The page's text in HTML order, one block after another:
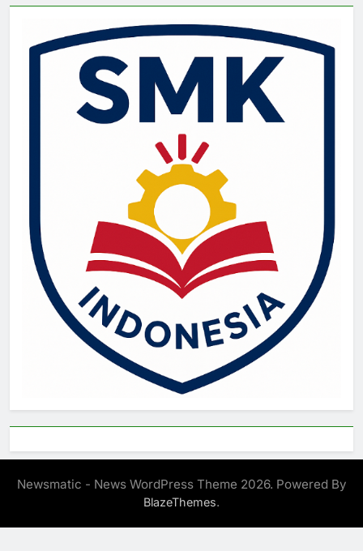
Newsmatic - News WordPress Theme 2026. Powered By
BlazeThemes.